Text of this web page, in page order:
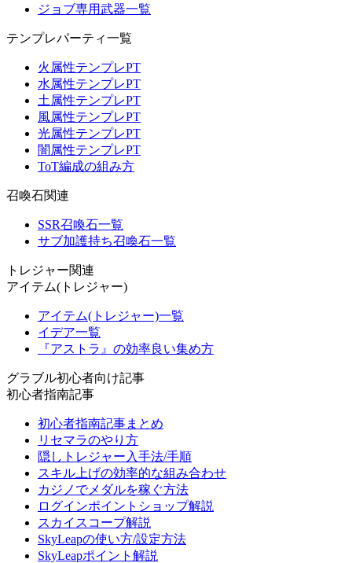
ジョブ専用武器一覧
テンプレパーティ一覧
火属性テンプレPT
水属性テンプレPT
土属性テンプレPT
風属性テンプレPT
光属性テンプレPT
闇属性テンプレPT
ToT編成の組み方
召喚石関連
SSR召喚石一覧
サブ加護持ち召喚石一覧
トレジャー関連
アイテム(トレジャー)
アイテム(トレジャー)一覧
イデア一覧
『アストラ』の効率良い集め方
グラブル初心者向け記事
初心者指南記事
初心者指南記事まとめ
リセマラのやり方
隠しトレジャー入手法/手順
スキル上げの効率的な組み合わせ
カジノでメダルを稼ぐ方法
ログインポイントショップ解説
スカイスコープ解説
SkyLeapの使い方/設定方法
SkyLeapポイント解説